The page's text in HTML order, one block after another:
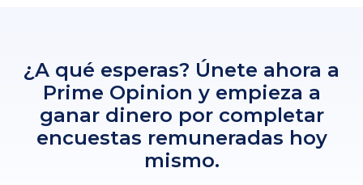
¿A qué esperas? Únete ahora a
Prime Opinion y empieza a
ganar dinero por completar
encuestas remuneradas hoy
mismo.